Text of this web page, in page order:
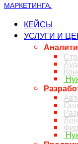
КЕЙСЫ
УСЛУГИ И